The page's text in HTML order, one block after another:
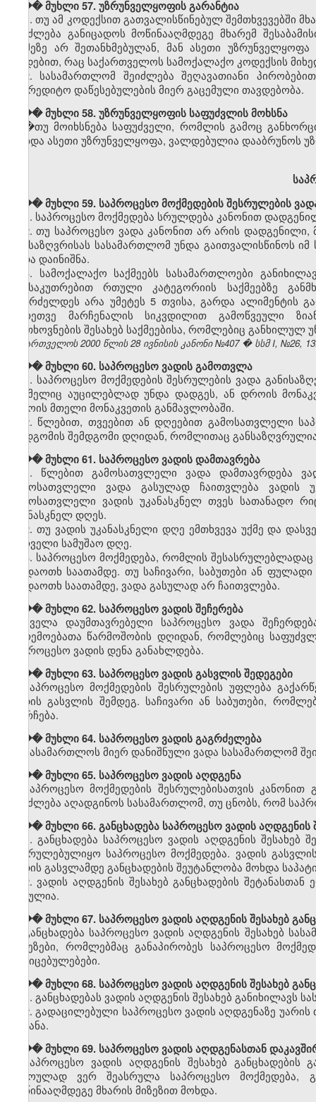
��� მუხლი 57. უზრუნველყოფის გარანტია
1. თუ ამ კოდექსით გათვალისწინებულ შემთხვევებში
შეიძლება განიცადოს მოწინააღმდეგე მხარემ
რამეზე არ შეთანხმებულან, მან ასეთი
დადებით, რაც საქართველოს სამოქალაქო კოდექსის
2. სასამართლომ შეიძლება შეღავათიანი
საკრედიტო დაწესებულების მიერ გაცემული თავდებობა.
��� მუხლი 58. უზრუნველყოფის საფუძვლის მოხსნა
�თუ მოიხსნება საფუძველი, რომლის გამოც
მოხდა ასეთი უზრუნველყოფა, ვალდებულია დააბრუნოს
��� მუხლი 59. საპროცესო მოქმედების შესრულების
1. საპროცესო მოქმედება სრულდება კანონით
2. თუ საპროცესო ვადა კანონით არ არის
განსაზღვრისას სასამართლომ უნდა გაითვალისწინოს
ვადა დაინიშნა.
3. სამოქალაქო საქმეებს სასამართლოები
განსაკუთრებით რთული კატეგორიის საქმეებზე
გაგრძელდეს არა უმეტეს 5 თვისა, გარდა ალიმენტის
აგრეთვე მარჩენალის სიკვდილით გამოწვეული
მოთხოვნების შესახებ საქმეებისა, რომლებიც განხილულ
საქართველოს 2000 წლის 28 ივნისის კანონი №407 � სსმ I, №26,
��� მუხლი 60. საპროცესო ვადის გამოთვლა
1. საპროცესო მოქმედების შესრულების ვადა
რომელიც აუცილებლად უნდა დადგეს, ან დროის
დროის მთელი მონაკვეთის განმავლობაში.
2. წლებით, თვეებით ან დღეებით გამოსათვლელი
დადგომის შემდგომი დღიდან, რომლითაც განსაზღვრულია
��� მუხლი 61. საპროცესო ვადის დამთავრება
1. წლებით გამოსათვლელი ვადა დამთავრდება
გამოსათვლელი ვადა გასულად ჩაითვლება ვადის
გამოსათვლელი ვადის უკანასკნელ თვეს სათანადო
უკანასკნელ დღეს.
2. თუ ვადის უკანასკნელი დღე ემთხვევა უქმე და
პირველი სამუშაო დღე.
3. საპროცესო მოქმედება, რომლის
ოცდაოთხ საათამდე. თუ საჩივარი, საბუთები ან
ოცდაოთხ საათამდე, ვადა გასულად არ ჩაითვლება.
��� მუხლი 62. საპროცესო ვადის შეჩერება
ყველა დაუმთავრებელი საპროცესო ვადა
გარემოებათა წარმოშობის დღიდან, რომლებიც
საპროცესო ვადის დენა განახლდება.
��� მუხლი 63. საპროცესო ვადის გასვლის შედეგები
საპროცესო მოქმედების შესრულების უფლება
ვადის გასვლის შემდეგ. საჩივარი ან საბუთები,
დარჩება.
��� მუხლი 64. საპროცესო ვადის გაგრძელება
სასამართლოს მიერ დანიშნული ვადა სასამართლომ
��� მუხლი 65. საპროცესო ვადის აღდგენა
საპროცესო მოქმედების შესრულებისათვის
შეიძლება აღადგინოს სასამართლომ, თუ ცნობს, რომ
��� მუხლი 66. განცხადება საპროცესო ვადის აღდგენის
1. განცხადება საპროცესო ვადის აღდგენის
შესრულებულიყო საპროცესო მოქმედება. ვადის
ვადის გასვლამდე განცხადების შეუტანლობა მოხდა
2. ვადის აღდგენის შესახებ განცხადების
გასულია.
��� მუხლი 67. საპროცესო ვადის აღდგენის შესახებ
განცხადება საპროცესო ვადის აღდგენის შესახებ
მიზეზები, რომლებმაც განაპირობეს საპროცესო
მტკიცებულებები.
��� მუხლი 68. საპროცესო ვადის აღდგენის შესახებ
1. განცხადებას ვადის აღდგენის შესახებ
2. გადაცილებული საპროცესო ვადის აღდგენაზე უარის
შეტანა.
��� მუხლი 69. საპროცესო ვადის აღდგენასთან
საპროცესო ვადის აღდგენის შესახებ
დროულად ვერ შეასრულა საპროცესო მოქმედება,
მოწინააღმდეგე მხარის მიზეზით მოხდა.